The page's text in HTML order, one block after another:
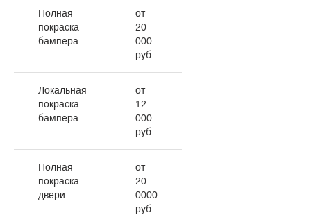
Полная
покраска
бампера
от
20
000
руб
Локальная
покраска
бампера
от
12
000
руб
Полная
покраска
двери
от
20
0000
руб